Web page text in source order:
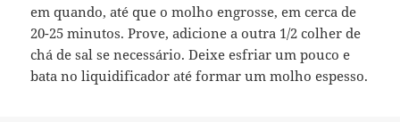
em quando, até que o molho engrosse, em cerca de
20-25 minutos. Prove, adicione a outra 1/2 colher de
chá de sal se necessário. Deixe esfriar um pouco e
bata no liquidificador até formar um molho espesso.